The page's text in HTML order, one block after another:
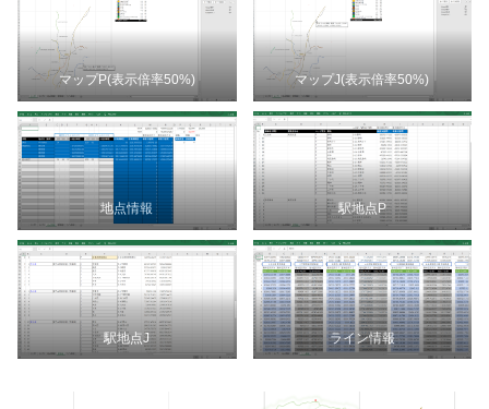
マップP(表示倍率50%) マップJ(表示倍率50%)
地点情報 駅地点P
駅地点J ライン情報